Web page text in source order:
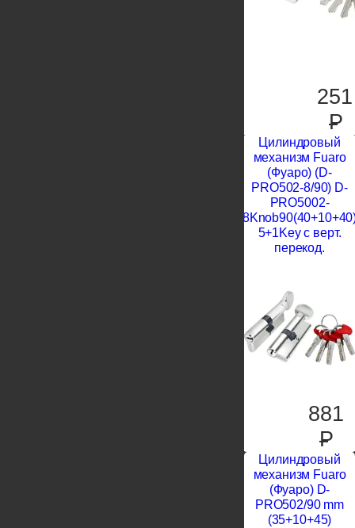
251
P
Цилиндровый
механизм Fuaro
(Фуаро) (D-
PRO502-8/90) D-
PRO5002-
5+1Key с верт.
перекод.
881
P
Цилиндровый
механизм Fuaro
(Фуаро) D-
PRO502/90 mm
(35+10+45)